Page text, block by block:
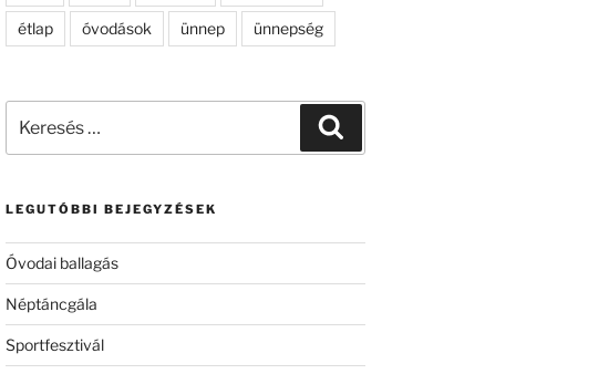
étlap óvodások ünnep ünnepség
következő
LEGUTÓBBI BEJEGYZÉSEK
Óvodai ballagás
Néptáncgála
Sportfesztivál